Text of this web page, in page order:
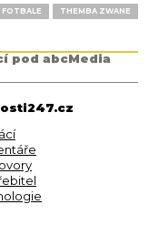
FOTBALE THEMBA ZWANE
pod abcMedia